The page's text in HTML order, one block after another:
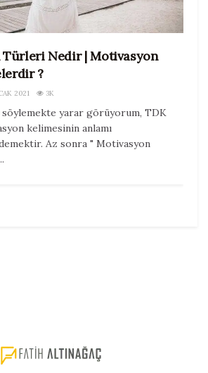
Nedir | Motivasyon
?
2021 3K
söylemekte yarar görüyorum, TDK
kelimesinin anlamı
Az sonra " Motivasyon